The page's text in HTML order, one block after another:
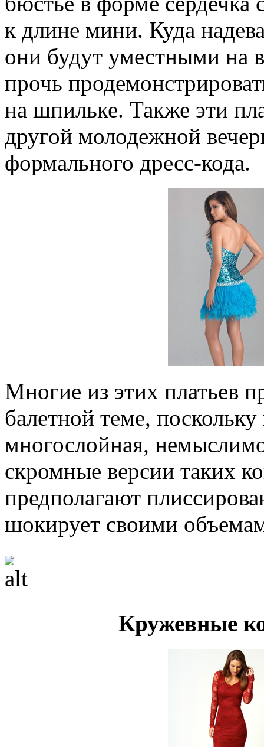
к длине мини. Куда
они будут уместными на
прочь
на шпильке. Также эти
другой молодежной
формального дресс-кода.
Многие из этих платьев
балетной теме,
многослойная,
скромные версии таких
предполагают
шокирует своими
Кружевные